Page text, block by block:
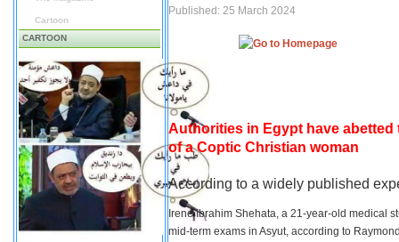
Cartoon
CARTOON
Published: 25 March 2024
Authorities in Egypt have
of a Coptic Christian woman
According to a widely published
Irene Ibrahim Shehata, a 21-year-old medical
mid-term exams in Asyut, according to